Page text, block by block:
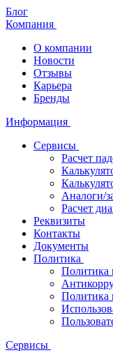
Блог
Компания
О компании
Новости
Отзывы
Карьера
Бренды
Информация
Сервисы
Расчет
Аналоги/
Расчет
Реквизиты
Контакты
Документы
Политика
Политика
Политика
Сервисы